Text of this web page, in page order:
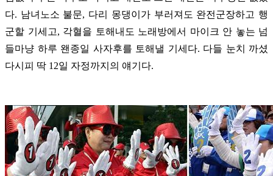
다. 남녀노소 불문, 다리 몽댕이가 부러져도 완전군장하고 행
군할 기세고, 각혈을 토해내도 노래방에서 마이크 안 놓는 넘
들마냥 하루 왠종일 사자후를 토해낼 기세다. 다들 눈치 까셨
다시피 딱 12일 자정까지의 얘기다.